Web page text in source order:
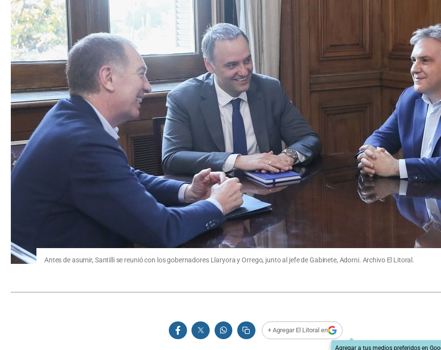
Antes de asumir, Santilli se reunió con los gobernadores Llaryora y Orrego, junto al jefe de Gabinete, Adorni. Archivo El Litoral.
+ Agregar El Litoral en
Agregar a tus medios preferidos en